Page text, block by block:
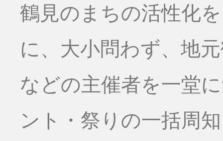
鶴見のまちの活性化
に、大小問わず、地
などの主催者を一堂
ント・祭りの一括周